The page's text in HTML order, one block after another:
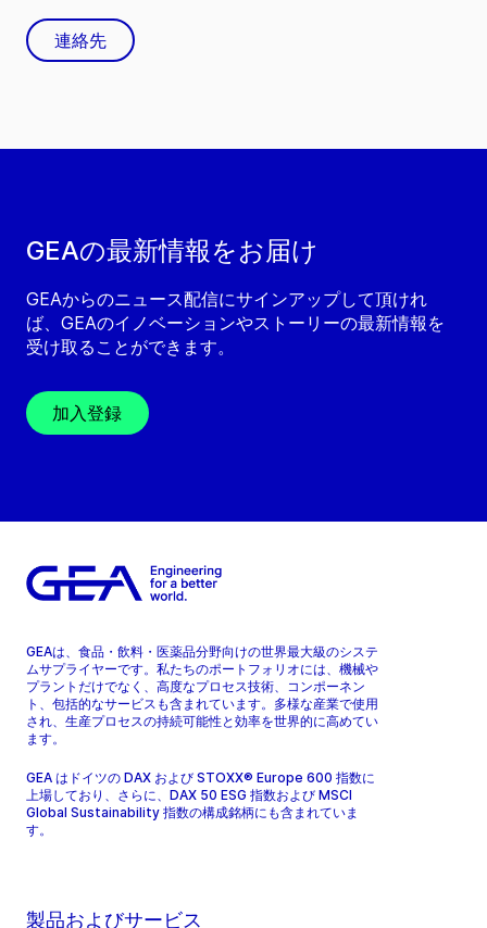
GEAの最新情報をお届け
GEAからのニュース配信にサインアップして頂けれ
ば、GEAのイノベーションやストーリーの最新情報を
受け取ることができます。
加入登録
連絡先
GEAは、食品・飲料・医薬品分野向けの世界最大級のシステ
ムサプライヤーです。私たちのポートフォリオには、機械や
プラントだけでなく、高度なプロセス技術、コンポーネン
ト、包括的なサービスも含まれています。多様な産業で使用
され、生産プロセスの持続可能性と効率を世界的に高めてい
ます。
GEA はドイツの DAX および STOXX® Europe 600 指数に
上場しており、さらに、DAX 50 ESG 指数および MSCI
Global Sustainability 指数の構成銘柄にも含まれていま
す。
製品およびサービス